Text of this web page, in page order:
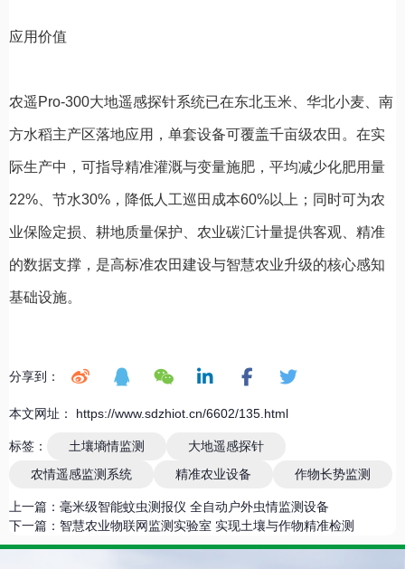
应用价值
农遥Pro-300大地遥感探针系统已在东北玉米、华北小麦、南
方水稻主产区落地应用，单套设备可覆盖千亩级农田。在实
际生产中，可指导精准灌溉与变量施肥，平均减少化肥用量
22%、节水30%，降低人工巡田成本60%以上；同时可为农
业保险定损、耕地质量保护、农业碳汇计量提供客观、精准
的数据支撑，是高标准农田建设与智慧农业升级的核心感知
基础设施。
分享到：
本文网址： https://www.sdzhiot.cn/6602/135.html
标签： 土壤墒情监测
大地遥感探针
农情遥感监测系统
精准农业设备 作物长势监测
上一篇： 毫米级智能蚊虫测报仪 全自动户外虫情监测设备
下一篇： 智慧农业物联网监测实验室 实现土壤与作物精准检测